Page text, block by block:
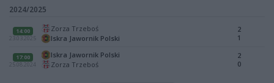
2024/2025
14:00
23.03.2025
Zorza Trzeboś
Iskra Jawornik Polski
2
1
17:00
25.08.2024
Iskra Jawornik Polski
Zorza Trzeboś
2
0